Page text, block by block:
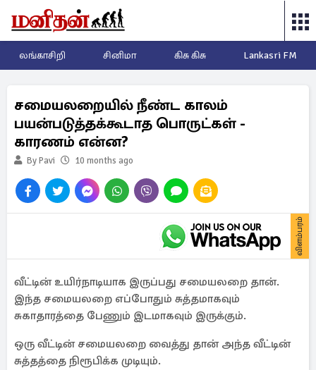
லங்காசிறி சினிமா கிசு கிசு Lankasri FM
சமையலறையில் நீண்ட காலம்
பயன்படுத்தக்கூடாத பொருட்கள் -
காரணம் என்ன?
By Pavi 10 months ago
விளம்பரம்
வீட்டின் உயிர்நாடியாக இருப்பது சமையலறை தான்.
இந்த சமையலறை எப்போதும் சுத்தமாகவும்
சுகாதாரத்தை பேணும் இடமாகவும் இருக்கும்.
ஒரு வீட்டின் சமையலறை வைத்து தான் அந்த வீட்டின்
சுத்தத்தை நிரூபிக்க முடியும்.